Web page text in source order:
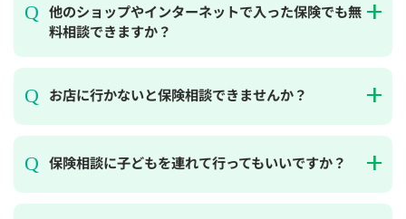
他のショップやインターネットで入った保険でも無
料相談できますか？
お店に行かないと保険相談できませんか？
保険相談に子どもを連れて行ってもいいですか？